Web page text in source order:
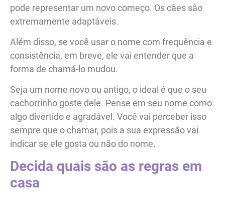
pode representar um novo começo. Os cães são
extremamente adaptáveis.
Além disso, se você usar o nome com frequência e
consistência, em breve, ele vai entender que a
forma de chamá-lo mudou.
Seja um nome novo ou antigo, o ideal é que o seu
cachorrinho goste dele. Pense em seu nome como
algo divertido e agradável. Você vai perceber isso
sempre que o chamar, pois a sua expressão vai
indicar se ele gosta ou não do nome.
Decida quais são as regras em
casa